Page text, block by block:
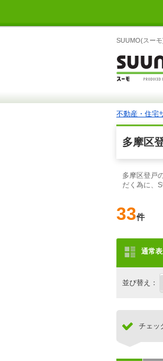
SUUMO(スー
不動産・住宅
多摩区
多摩区登戸
だく為に、
33件
通常
並び替え：
チェッ